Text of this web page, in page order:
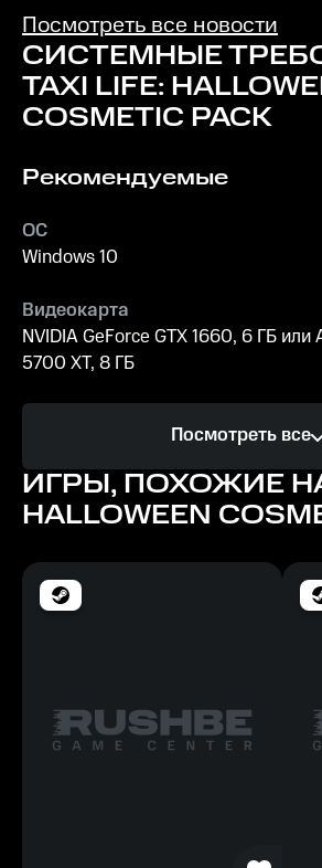
уникальный
опыт жизни
таксиста в
Барселоне!
Посмотреть все новости
СИСТЕМНЫЕ
TAXI LIFE:
COSMETIC PACK
Рекомендуемые
ОС
Windows 10
Видеокарта
NVIDIA GeForce GTX 1660, 6 ГБ или
5700 XT, 8 ГБ
Intel Core i7-12700K или AMD Ryzen
Память
12 ГБ ОЗУ
Место на диске
6 ГБ
Windows 10
Посмотреть все
ИГРЫ, ПОХОЖИЕ НА
HALLOWEEN